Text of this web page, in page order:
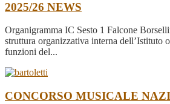
2025/26 NEWS
Organigramma IC Sesto 1 Falcone
struttura organizzativa interna dell’Istituto
funzioni del...
CONCORSO MUSICALE